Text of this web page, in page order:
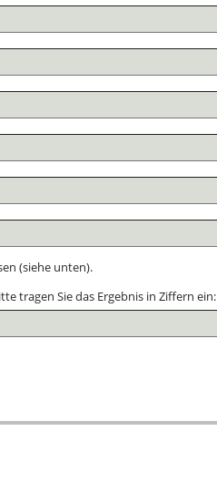
(siehe unten).
tragen Sie das Ergebnis in Ziffern ein: